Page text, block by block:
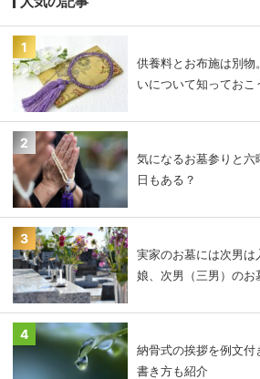
1
供養料とお布施は別物
いについて知っておこ
2
気になるお墓参りと
日もある？
3
実家のお墓には次男は
娘、次男（三男）のお
4
納骨式の挨拶を例文
書き方も紹介